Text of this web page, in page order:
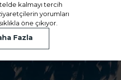
kalmayı tercih
yorumları
öne çıkıyor.
Fazla